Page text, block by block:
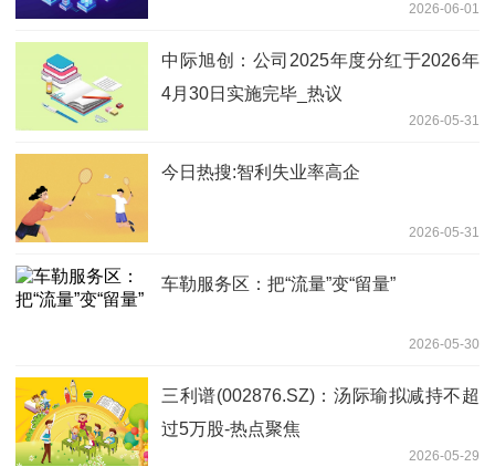
2026-06-01
中际旭创：公司2025年度分红于2026年
4月30日实施完毕_热议
2026-05-31
今日热搜:智利失业率高企
2026-05-31
车勒服务区：把“流量”变“留量”
2026-05-30
三利谱(002876.SZ)：汤际瑜拟减持不超
过5万股-热点聚焦
2026-05-29